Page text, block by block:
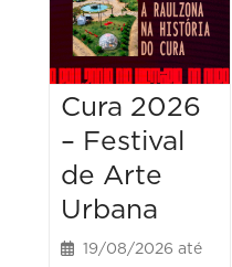
Cura 2026
– Festival
de Arte
Urbana
19/08/2026 até